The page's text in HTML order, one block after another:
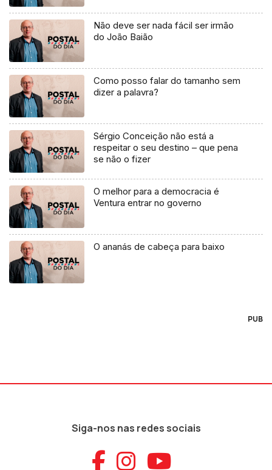
Não deve ser nada fácil ser irmão
do João Baião
Como posso falar do tamanho sem
dizer a palavra?
Sérgio Conceição não está a
respeitar o seu destino – que pena
se não o fizer
O melhor para a democracia é
Ventura entrar no governo
O ananás de cabeça para baixo
PUB
Siga-nos nas redes sociais
Aceder ao
Aceder ao
Aceder